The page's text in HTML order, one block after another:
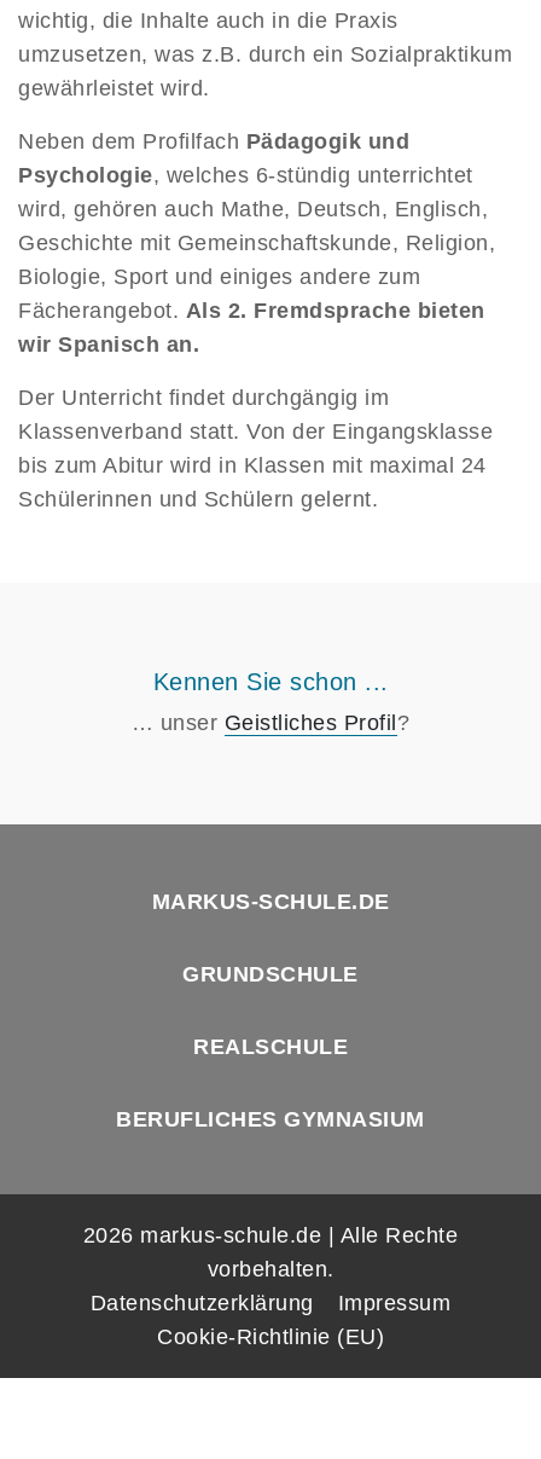
wichtig, die Inhalte auch in die Praxis
umzusetzen, was z.B. durch ein Sozialpraktikum
gewährleistet wird.
Neben dem Profilfach Pädagogik und
Psychologie, welches 6-stündig unterrichtet
wird, gehören auch Mathe, Deutsch, Englisch,
Geschichte mit Gemeinschaftskunde, Religion,
Biologie, Sport und einiges andere zum
Fächerangebot. Als 2. Fremdsprache bieten
wir Spanisch an.
Der Unterricht findet durchgängig im
Klassenverband statt. Von der Eingangsklasse
bis zum Abitur wird in Klassen mit maximal 24
Schülerinnen und Schülern gelernt.
Kennen Sie schon ...
… unser Geistliches Profil ?
MARKUS-SCHULE.DE
GRUNDSCHULE
REALSCHULE
BERUFLICHES GYMNASIUM
2026 markus-schule.de | Alle Rechte
vorbehalten.
Datenschutzerklärung
Impressum
Cookie-Richtlinie (EU)